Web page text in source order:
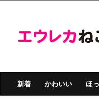
ウ
レ
こ
部
新着 かわいい ほ